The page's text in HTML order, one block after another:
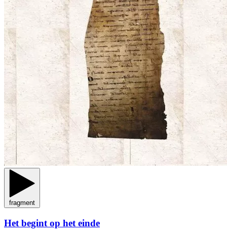
fragment
Het begint op het einde